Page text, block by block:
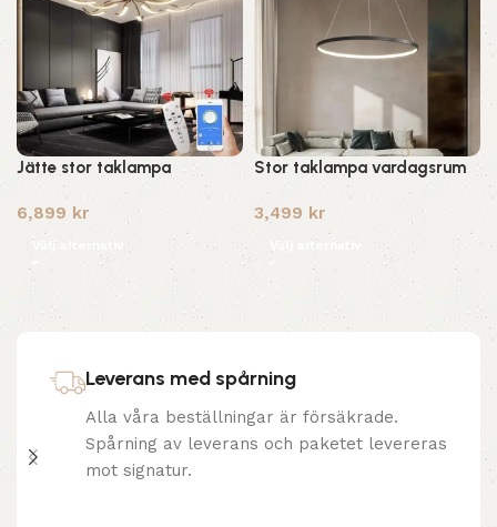
Jätte stor taklampa
6,899 kr
Välj alternativ
Stor taklampa vardagsrum
3,499 kr
Välj alternativ
Leverans med spårning
Alla våra beställningar är försäkrade.
Spårning av leverans och paketet levereras
mot signatur.